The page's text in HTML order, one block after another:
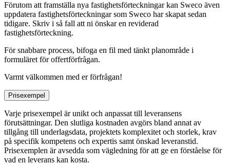
Förutom att framställa nya fastighetsförteckningar kan Sweco även
uppdatera fastighetsförteckningar som Sweco har skapat sedan
tidigare. Skriv i så fall att ni önskar en reviderad
fastighetsförteckning.
För snabbare process, bifoga en fil med tänkt planområde i
formuläret för offertförfrågan.
Varmt välkommen med er förfrågan!
Prisexempel
Varje prisexempel är unikt och anpassat till leveransens
förutsättningar. Den slutliga kostnaden avgörs bland annat av
tillgång till underlagsdata, projektets komplexitet och storlek, krav
på specifik kompetens och expertis samt önskad leveranstid.
Prisexemplen är avsedda som vägledning för att ge en förståelse för
vad en leverans kan kosta.